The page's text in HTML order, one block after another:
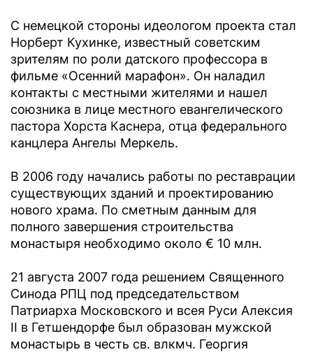
С немецкой стороны идеологом проекта стал
Норберт Кухинке, известный советским
зрителям по роли датского профессора в
фильме «Осенний марафон». Он наладил
контакты с местными жителями и нашел
союзника в лице местного евангелического
пастора Хорста Каснера, отца федерального
канцлера Ангелы Меркель.
В 2006 году начались работы по реставрации
существующих зданий и проектированию
нового храма. По сметным данным для
полного завершения строительства
монастыря необходимо около € 10 млн.
21 августа 2007 года решением Священного
Синода РПЦ под председательством
Патриарха Московского и всея Руси Алексия
II в Гетшендорфе был образован мужской
монастырь в честь св. влкмч. Георгия